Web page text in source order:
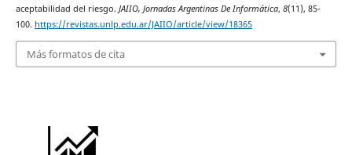
aceptabilidad del riesgo. JAIIO, Jornadas Argentinas De Informática, 8(11), 85-
100. https://revistas.unlp.edu.ar/JAIIO/article/view/18365
Más formatos de cita